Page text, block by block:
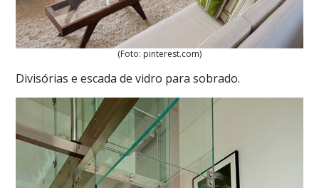
(Foto: pinterest.com)
Divisórias e escada de vidro para sobrado.